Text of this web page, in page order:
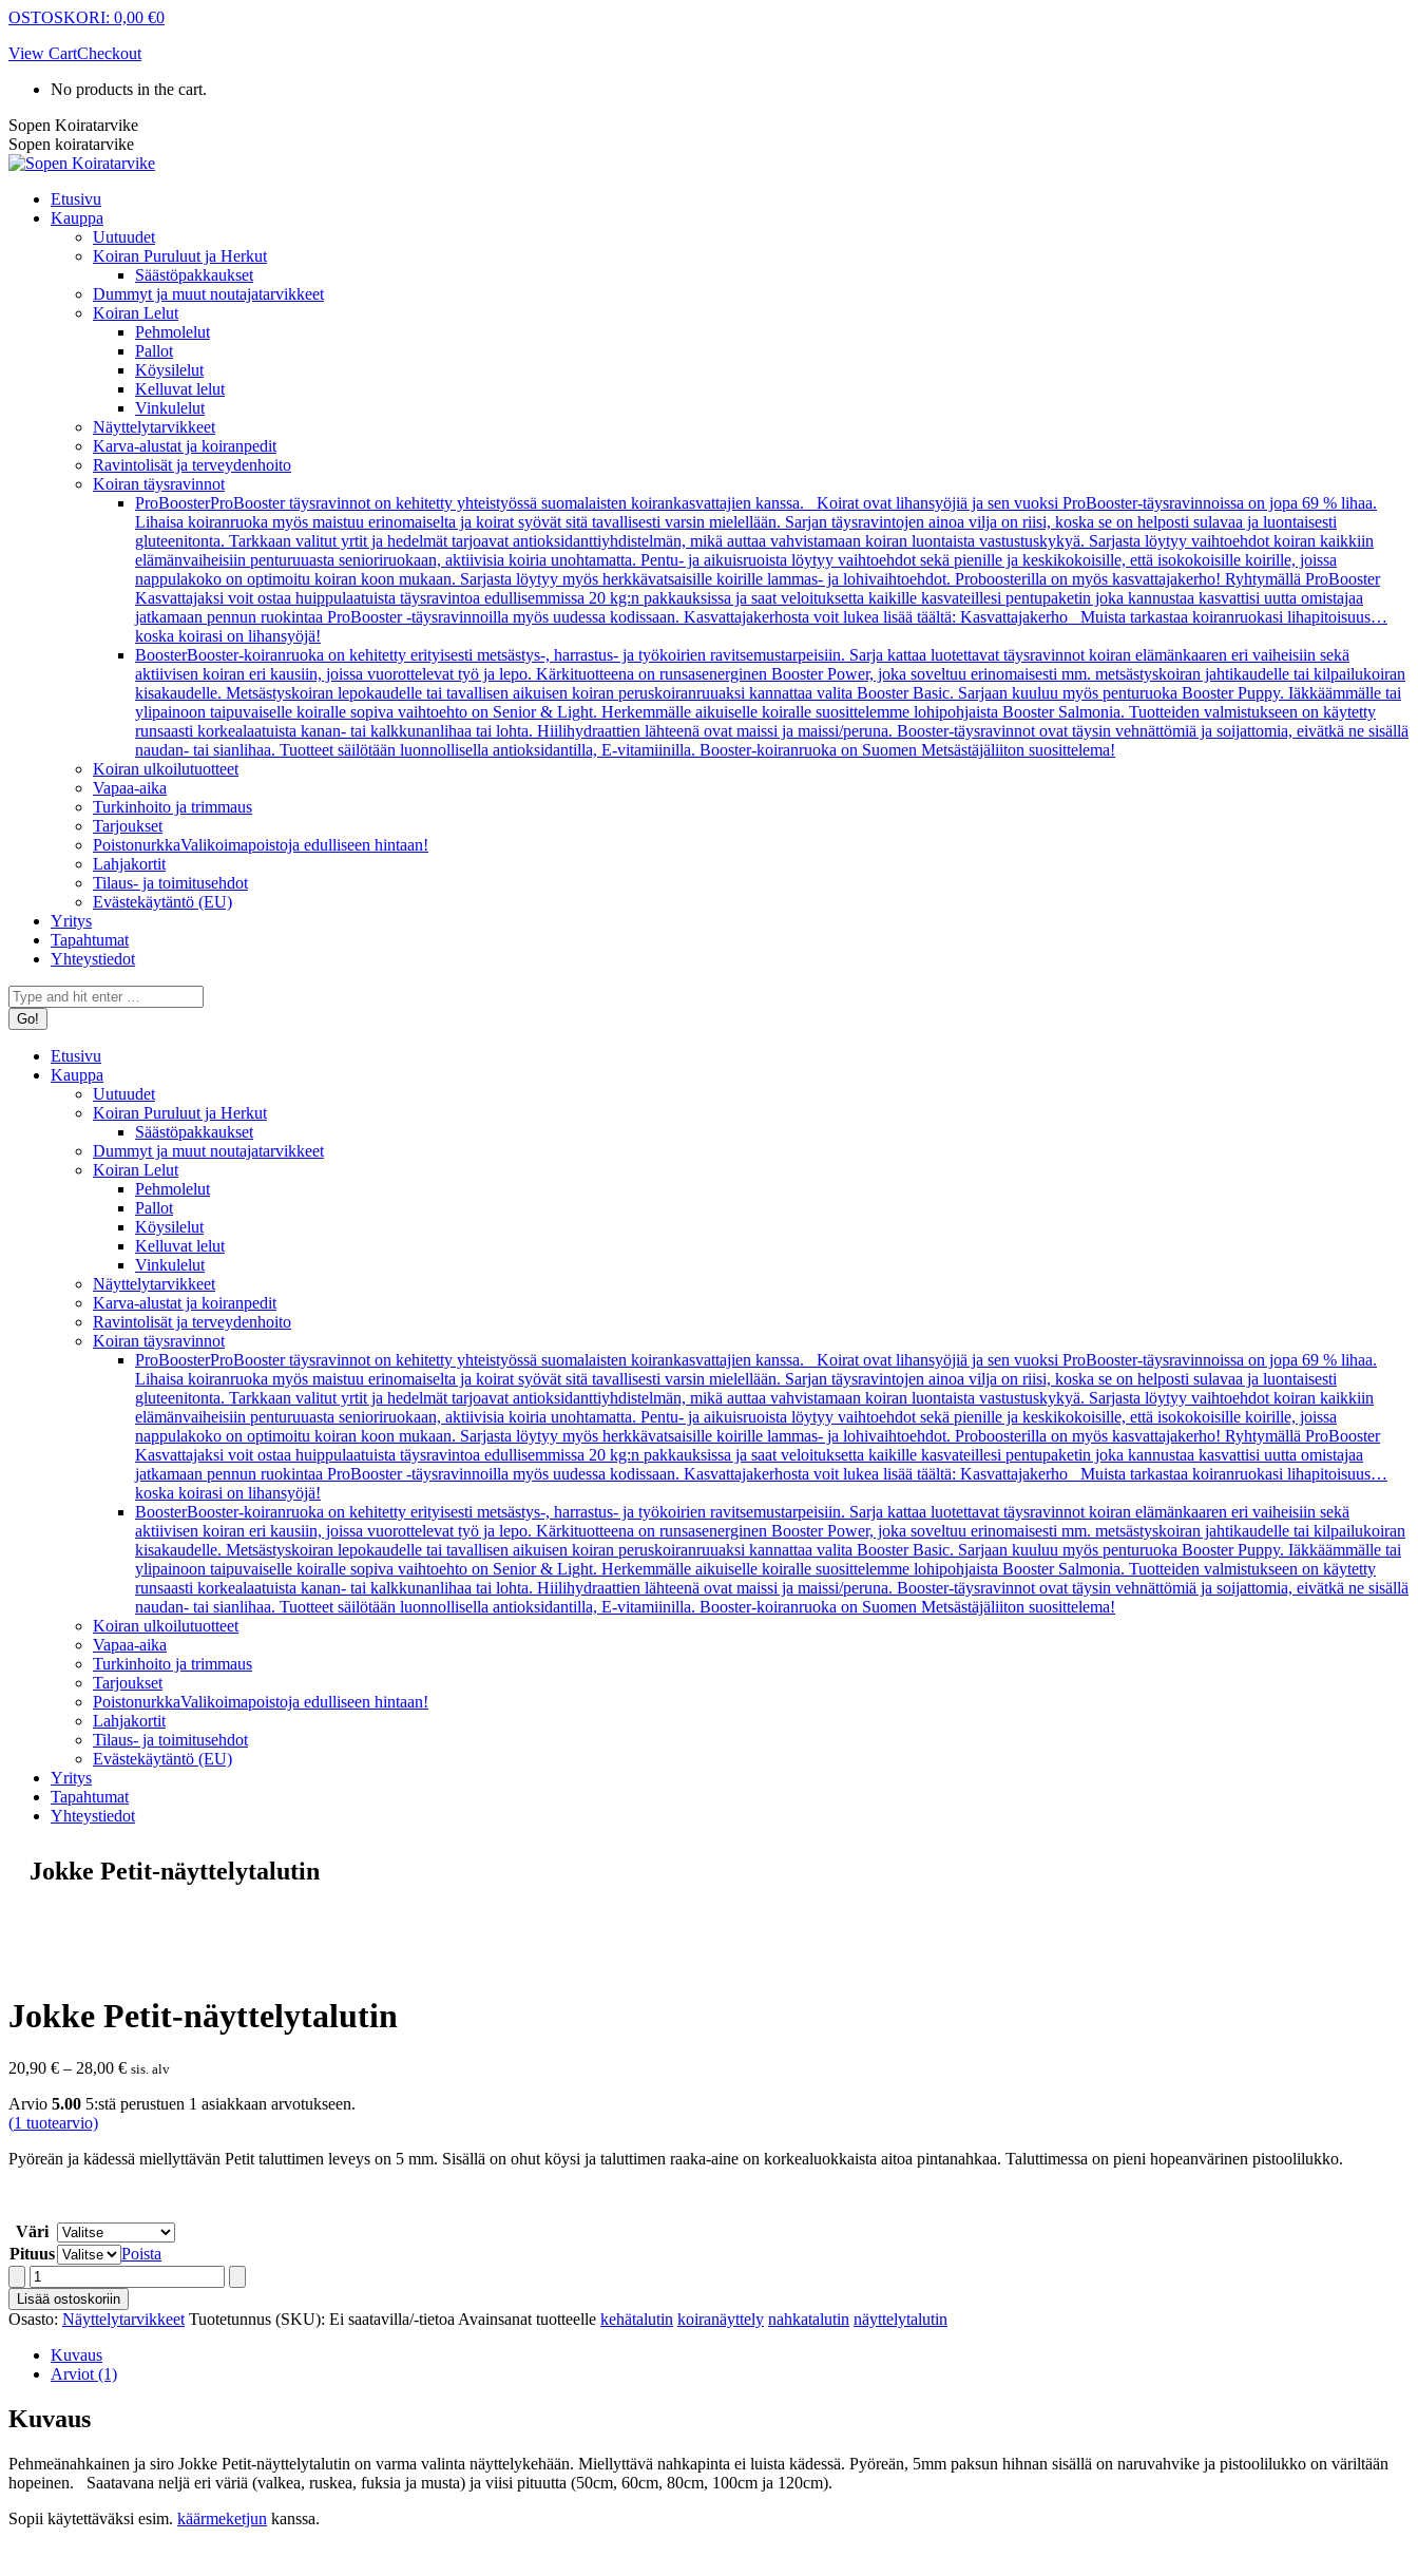
Skip
content
OSTOSKORI: 0,00 €0
View CartCheckout
No products in the cart.
Sopen Koiratarvike
Sopen koiratarvike
Etusivu
Kauppa
Uutuudet
Koiran Puruluut ja Herkut
Säästöpakkaukset
Dummyt ja muut noutajatarvikkeet
Koiran Lelut
Pehmolelut
Pallot
Köysilelut
Kelluvat lelut
Vinkulelut
Näyttelytarvikkeet
Karva-alustat ja koiranpedit
Ravintolisät ja terveydenhoito
Koiran täysravinnot
ProBoosterProBooster täysravinnot on kehitetty yhteistyössä suomalaisten koirankasvattajien kanssa. Koirat ovat lihansyöjiä ja sen vuoksi ProBooster-täysravinnoissa on jopa 69 % lihaa.
Lihaisa koiranruoka myös maistuu erinomaiselta ja koirat syövät sitä tavallisesti varsin mielellään. Sarjan täysravintojen ainoa vilja on riisi, koska se on helposti sulavaa ja luontaisesti
gluteenitonta. Tarkkaan valitut yrtit ja hedelmät tarjoavat antioksidanttiyhdistelmän, mikä auttaa vahvistamaan koiran luontaista vastustuskykyä. Sarjasta löytyy vaihtoehdot koiran kaikkiin
elämänvaiheisiin penturuuasta senioriruokaan, aktiivisia koiria unohtamatta. Pentu- ja aikuisruoista löytyy vaihtoehdot sekä pienille ja keskikokoisille, että isokokoisille koirille, joissa
nappulakoko on optimoitu koiran koon mukaan. Sarjasta löytyy myös herkkävatsaisille koirille lammas- ja lohivaihtoehdot. Proboosterilla on myös kasvattajakerho! Ryhtymällä ProBooster
Kasvattajaksi voit ostaa huippulaatuista täysravintoa edullisemmissa 20 kg:n pakkauksissa ja saat veloituksetta kaikille kasvateillesi pentupaketin joka kannustaa kasvattisi uutta omistajaa
jatkamaan pennun ruokintaa ProBooster -täysravinnoilla myös uudessa kodissaan. Kasvattajakerhosta voit lukea lisää täältä: Kasvattajakerho Muista tarkastaa koiranruokasi lihapitoisuus…
koska koirasi on lihansyöjä!
BoosterBooster-koiranruoka on kehitetty erityisesti metsästys-, harrastus- ja työkoirien ravitsemustarpeisiin. Sarja kattaa luotettavat täysravinnot koiran elämänkaaren eri vaiheisiin sekä
aktiivisen koiran eri kausiin, joissa vuorottelevat työ ja lepo. Kärkituotteena on runsasenerginen Booster Power, joka soveltuu erinomaisesti mm. metsästyskoiran jahtikaudelle tai kilpailukoiran
kisakaudelle. Metsästyskoiran lepokaudelle tai tavallisen aikuisen koiran peruskoiranruuaksi kannattaa valita Booster Basic. Sarjaan kuuluu myös penturuoka Booster Puppy. Iäkkäämmälle tai
ylipainoon taipuvaiselle koiralle sopiva vaihtoehto on Senior & Light. Herkemmälle aikuiselle koiralle suosittelemme lohipohjaista Booster Salmonia. Tuotteiden valmistukseen on käytetty
runsaasti korkealaatuista kanan- tai kalkkunanlihaa tai lohta. Hiilihydraattien lähteenä ovat maissi ja maissi/peruna. Booster-täysravinnot ovat täysin vehnättömiä ja soijattomia, eivätkä ne sisällä
naudan- tai sianlihaa. Tuotteet säilötään luonnollisella antioksidantilla, E-vitamiinilla. Booster-koiranruoka on Suomen Metsästäjäliiton suosittelema!
Koiran ulkoilutuotteet
Vapaa-aika
Turkinhoito ja trimmaus
Tarjoukset
PoistonurkkaValikoimapoistoja edulliseen hintaan!
Lahjakortit
Tilaus- ja toimitusehdot
Evästekäytäntö (EU)
Yritys
Tapahtumat
Yhteystiedot
Search:
Etusivu
Kauppa
Uutuudet
Koiran Puruluut ja Herkut
Säästöpakkaukset
Dummyt ja muut noutajatarvikkeet
Koiran Lelut
Pehmolelut
Pallot
Köysilelut
Kelluvat lelut
Vinkulelut
Näyttelytarvikkeet
Karva-alustat ja koiranpedit
Ravintolisät ja terveydenhoito
Koiran täysravinnot
ProBoosterProBooster täysravinnot on kehitetty yhteistyössä suomalaisten koirankasvattajien kanssa. Koirat ovat lihansyöjiä ja sen vuoksi ProBooster-täysravinnoissa on jopa 69 % lihaa.
Lihaisa koiranruoka myös maistuu erinomaiselta ja koirat syövät sitä tavallisesti varsin mielellään. Sarjan täysravintojen ainoa vilja on riisi, koska se on helposti sulavaa ja luontaisesti
gluteenitonta. Tarkkaan valitut yrtit ja hedelmät tarjoavat antioksidanttiyhdistelmän, mikä auttaa vahvistamaan koiran luontaista vastustuskykyä. Sarjasta löytyy vaihtoehdot koiran kaikkiin
elämänvaiheisiin penturuuasta senioriruokaan, aktiivisia koiria unohtamatta. Pentu- ja aikuisruoista löytyy vaihtoehdot sekä pienille ja keskikokoisille, että isokokoisille koirille, joissa
nappulakoko on optimoitu koiran koon mukaan. Sarjasta löytyy myös herkkävatsaisille koirille lammas- ja lohivaihtoehdot. Proboosterilla on myös kasvattajakerho! Ryhtymällä ProBooster
Kasvattajaksi voit ostaa huippulaatuista täysravintoa edullisemmissa 20 kg:n pakkauksissa ja saat veloituksetta kaikille kasvateillesi pentupaketin joka kannustaa kasvattisi uutta omistajaa
jatkamaan pennun ruokintaa ProBooster -täysravinnoilla myös uudessa kodissaan. Kasvattajakerhosta voit lukea lisää täältä: Kasvattajakerho Muista tarkastaa koiranruokasi lihapitoisuus…
koska koirasi on lihansyöjä!
BoosterBooster-koiranruoka on kehitetty erityisesti metsästys-, harrastus- ja työkoirien ravitsemustarpeisiin. Sarja kattaa luotettavat täysravinnot koiran elämänkaaren eri vaiheisiin sekä
aktiivisen koiran eri kausiin, joissa vuorottelevat työ ja lepo. Kärkituotteena on runsasenerginen Booster Power, joka soveltuu erinomaisesti mm. metsästyskoiran jahtikaudelle tai kilpailukoiran
kisakaudelle. Metsästyskoiran lepokaudelle tai tavallisen aikuisen koiran peruskoiranruuaksi kannattaa valita Booster Basic. Sarjaan kuuluu myös penturuoka Booster Puppy. Iäkkäämmälle tai
ylipainoon taipuvaiselle koiralle sopiva vaihtoehto on Senior & Light. Herkemmälle aikuiselle koiralle suosittelemme lohipohjaista Booster Salmonia. Tuotteiden valmistukseen on käytetty
runsaasti korkealaatuista kanan- tai kalkkunanlihaa tai lohta. Hiilihydraattien lähteenä ovat maissi ja maissi/peruna. Booster-täysravinnot ovat täysin vehnättömiä ja soijattomia, eivätkä ne sisällä
naudan- tai sianlihaa. Tuotteet säilötään luonnollisella antioksidantilla, E-vitamiinilla. Booster-koiranruoka on Suomen Metsästäjäliiton suosittelema!
Koiran ulkoilutuotteet
Vapaa-aika
Turkinhoito ja trimmaus
Tarjoukset
PoistonurkkaValikoimapoistoja edulliseen hintaan!
Lahjakortit
Tilaus- ja toimitusehdot
Evästekäytäntö (EU)
Yritys
Tapahtumat
Yhteystiedot
Jokke Petit-näyttelytalutin
Jokke Petit-näyttelytalutin
20,90 € – 28,00 €Hintaluokka:
-
sis. alv
Arvio 5.00 5:stä perustuen 1 asiakkaan arvotukseen.
(1 tuotearvio)
Pyöreän ja kädessä miellyttävän Petit taluttimen leveys on 5 mm. Sisällä on ohut köysi ja taluttimen raaka-aine on korkealuokkaista aitoa pintanahkaa. Taluttimessa on pieni hopeanvärinen pistoolilukko.
Väri
Pituus
Poista
Jokke
Petit-
näyttelytalutin
määrä
Lisää ostoskoriin
Osasto: Näyttelytarvikkeet Tuotetunnus (SKU): Ei saatavilla/-tietoa Avainsanat tuotteelle kehätalutin koiranäyttely nahkatalutin näyttelytalutin
Kuvaus
Arviot (1)
Kuvaus
Pehmeänahkainen ja siro Jokke Petit-näyttelytalutin on varma valinta näyttelykehään. Miellyttävä nahkapinta ei luista kädessä. Pyöreän, 5mm paksun hihnan sisällä on naruvahvike ja pistoolilukko on väriltään
hopeinen. Saatavana neljä eri väriä (valkea, ruskea, fuksia ja musta) ja viisi pituutta (50cm, 60cm, 80cm, 100cm ja 120cm).
Sopii käytettäväksi esim. käärmeketjun kanssa.